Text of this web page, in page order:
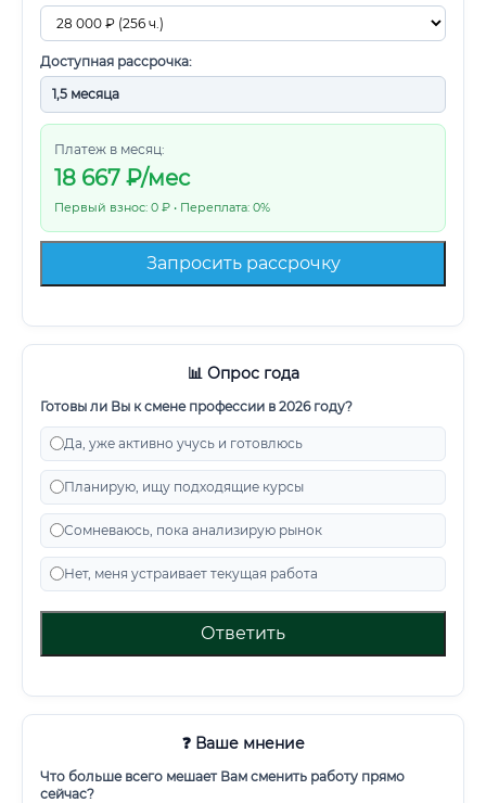
Доступная рассрочка:
Платеж в месяц:
18 667 ₽/мес
Первый взнос: 0 ₽ • Переплата: 0%
Запросить рассрочку
📊 Опрос года
Готовы ли Вы к смене профессии в 2026 году?
Да, уже активно учусь и готовлюсь
Планирую, ищу подходящие курсы
Сомневаюсь, пока анализирую рынок
Нет, меня устраивает текущая работа
Ответить
❓ Ваше мнение
Что больше всего мешает Вам сменить работу прямо
сейчас?